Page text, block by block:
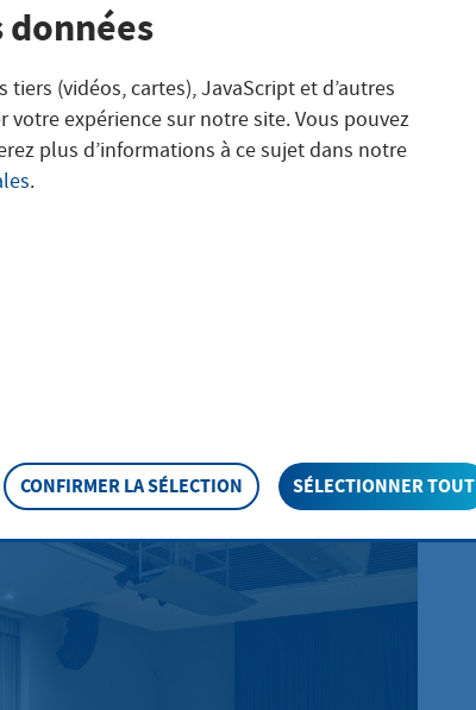
3
Beratungen in
(vidéos, cartes), JavaScript et d’autres
expérience sur notre site. Vous pouvez
plus d’informations à ce sujet dans notre
.
CONFIRMER LA SÉLECTION SÉLECTIONNER TOUT